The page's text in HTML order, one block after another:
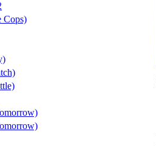
Cops)